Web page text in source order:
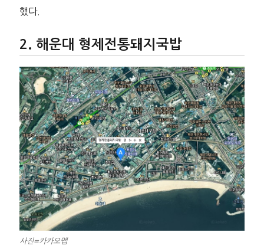
했다.
해운대 형제전통돼지국밥
사진=카카오맵